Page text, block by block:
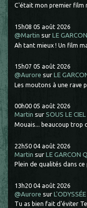
C'était mon premier film
15h08 05 août 2026
@Martin surLE
Ah tant mieux ! Un film
15h07 05 août 2026
@Aurore surLE
Les moutons à une rave
00h00 05 août 2026
Martin surSOUS LE
Mouais... beaucoup trop
22h50 04 août 2026
Martin surLE GARCON
Plein de qualités dans
13h20 04 août 2026
@Aurore surL'ODYSSÉE
Tu as bien fait d'éviter